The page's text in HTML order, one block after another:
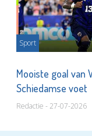
Sport
Mooiste goal van
Schiedamse voet
Redactie - 27-07-2026